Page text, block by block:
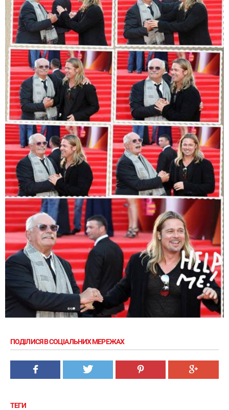
ПОДІЛИСЯ В СОЦІАЛЬНИХ МЕРЕЖАХ
ТЕГИ